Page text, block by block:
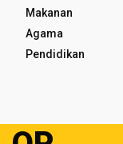
Makanan
Agama
Pendidikan